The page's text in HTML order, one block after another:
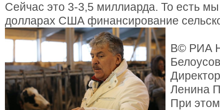
Сейчас это 3-3,5 миллиарда. То есть
долларах США финансирование
В© РИА
Белоусов
Ленина
При